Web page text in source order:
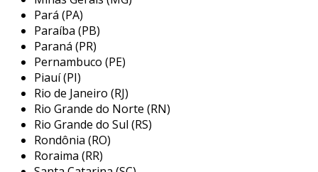
acoplamento flexível 5x8
o acoplamento flexível 5x8 é amplamente
utilizado em diversas indústrias devido à sua
versatilidade e capacidade de lidar com
desalinhamentos. suas aplicações incluem, mas
não se limitam a:
máquinas industriais:
sistemas de transmissão de potência,
Pará (PA)
Paraíba (PB)
Paraná (PR)
Pernambuco (PE)
Piauí (PI)
Rio de Janeiro (RJ)
Rio Grande do Norte (RN)
Rio Grande do Sul (RS)
Rondônia (RO)
Roraima (RR)